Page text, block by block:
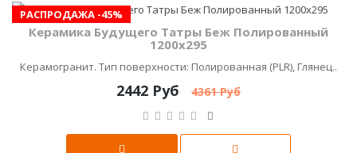
РАСПРОДАЖА -45%
Керамика Будущего Татры Беж Полированный
1200х295
Керамогранит. Тип поверхности: Полированная (PLR), Глянец..
2442 Руб 4361 Руб